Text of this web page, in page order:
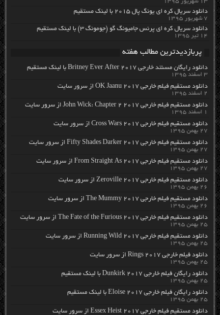
۱۳ شهریور ۱۳۹۵
دانلود سریال کره ای یونگ پال ۲۰۱۵ با لینک مستقیم
۷ شهریور ۱۳۹۵
دانلود سریال کره ای پرنس جامیونگ گو (جومونگ ۳) با لینک مستقیم
۱۴ تیر ۱۳۹۵
پربازدیدترین مطالب هفته
دانلود رایگان مسنتد خارجی Britney Ever After 2017 با لینک مستقیم
۳ اسفند ۱۳۹۵
دانلود مستقیم فیلم خارجی OK Jaanu 2017 از سرور سایت
۲ اسفند ۱۳۹۵
دانلود مستقیم فیلم خارجی John Wick: Chapter 2 2017 از سرور سایت
۱ اسفند ۱۳۹۵
دانلود مستقیم فیلم خارجی Cross Wars 2017 از سرور سایت
۲۷ بهمن ۱۳۹۵
دانلود مستقیم فیلم خارجی Fifty Shades Darker 2017 از سرور سایت
۲۷ بهمن ۱۳۹۵
دانلود مستقیم فیلم خارجی From Straight As 2017 از سرور سایت
۲۷ بهمن ۱۳۹۵
دانلود مستقیم فیلم خارجی Zeroville 2017 از سرور سایت
۲۶ بهمن ۱۳۹۵
دانلود مستقیم فیلم خارجی The Mummy 2017 از سرور سایت
۲۶ بهمن ۱۳۹۵
دانلود مستقیم فیلم خارجی The Fate of the Furious 2017 از سرور سایت
۲۵ بهمن ۱۳۹۵
دانلود مستقیم فیلم خارجی Running Wild 2017 از سرور سایت
۲۵ بهمن ۱۳۹۵
دانلود فیلم خارجی Rings 2017 از سرور سایت
۲۵ بهمن ۱۳۹۵
دانلود رایگان فیلم خارجی Dunkirk 2017 با لینک مستقیم
۲۵ بهمن ۱۳۹۵
دانلود رایگان فیلم خارجی Eloise 2017 با لینک مستقیم
۲۵ بهمن ۱۳۹۵
دانلود مستقیم فیلم خارجی Essex Heist 2017 از سرور سایت